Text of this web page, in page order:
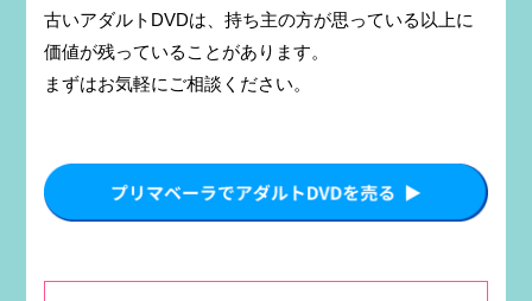
古いアダルトDVDは、持ち主の方が思っている以上に
価値が残っていることがあります。
まずはお気軽にご相談ください。